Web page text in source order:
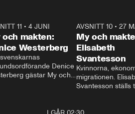
23:40
11 •4 JUNI
och makten:
Westerberg
Denice
gästar My och
AVSNITT 10 •27
My och
Elisabeth
Svantesson
Kvinnorna,
migrationen.
Svantesson ställs